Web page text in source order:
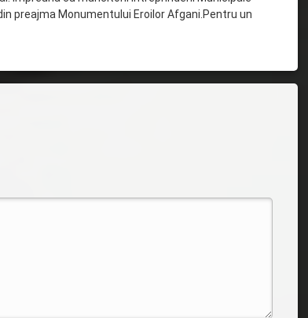
preajma Monumentului Eroilor Afgani.Pentru un